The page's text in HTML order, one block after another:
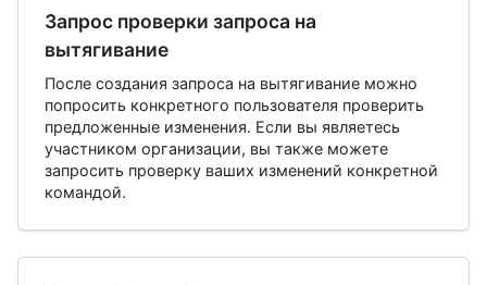
Запрос проверки запроса на
вытягивание
После создания запроса на вытягивание можно
попросить конкретного пользователя проверить
предложенные изменения. Если вы являетесь
участником организации, вы также можете
запросить проверку ваших изменений конкретной
командой.